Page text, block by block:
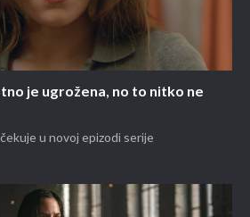
je ugrožena, no to nitko ne
u novoj epizodi serije